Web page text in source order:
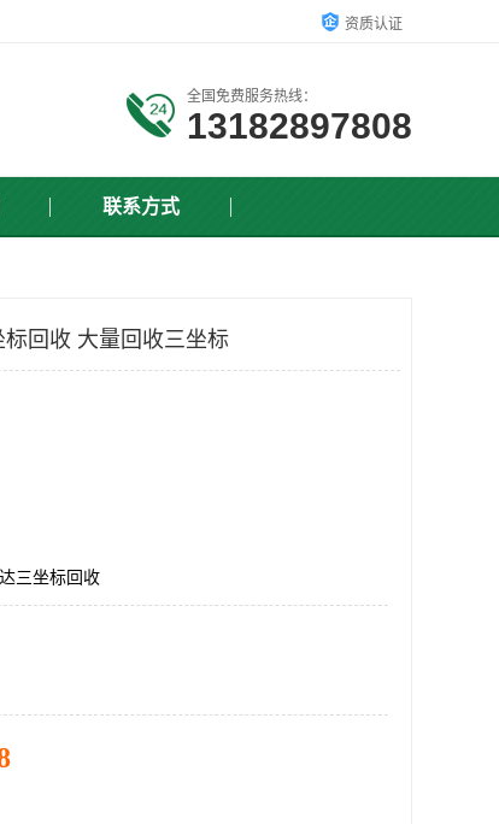
资质认证
全国免费服务热线：
13182897808
联系方式
回收 大量回收三坐标
三坐标回收